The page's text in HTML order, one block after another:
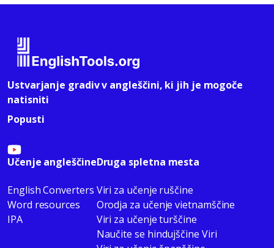
Ustvarjanje gradiv v angleščini, ki jih je mogoče
natisniti
Popusti
Učenje angleščine
English Converters
Word resources
IPA
Druga spletna mesta
Viri za učenje ruščine
Orodja za učenje vietnamščine
Viri za učenje turščine
Naučite se hindujščine Viri